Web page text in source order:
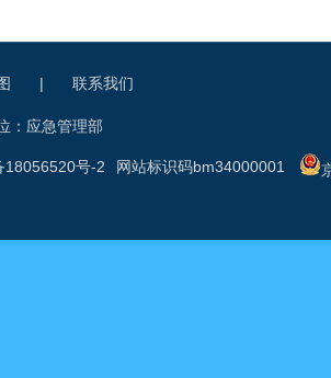
| 联系我们
：应急管理部
网站标识码bm34000001
18056520号-2